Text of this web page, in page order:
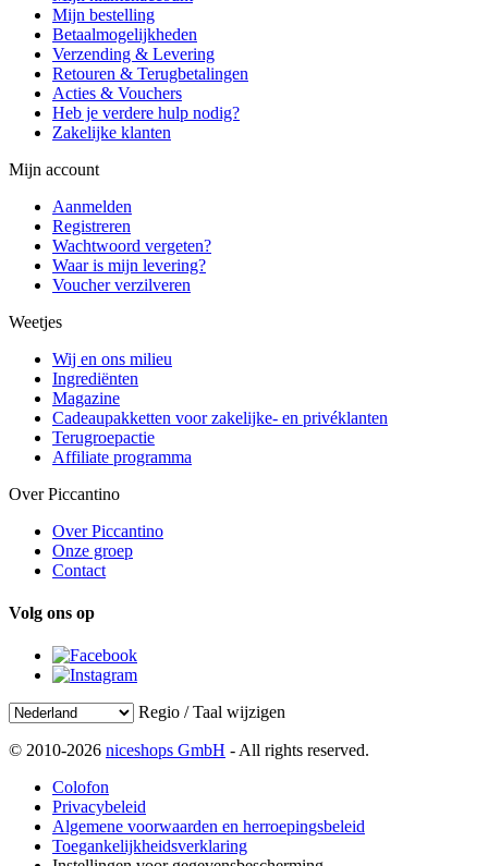
Mijn bestelling
Betaalmogelijkheden
Verzending & Levering
Retouren & Terugbetalingen
Acties & Vouchers
Heb je verdere hulp nodig?
Zakelijke klanten
Mijn account
Aanmelden
Registreren
Wachtwoord vergeten?
Waar is mijn levering?
Voucher verzilveren
Weetjes
Wij en ons milieu
Ingrediënten
Magazine
Cadeaupakketten voor zakelijke- en privéklanten
Terugroepactie
Affiliate programma
Over Piccantino
Over Piccantino
Onze groep
Contact
Volg ons op
Regio / Taal wijzigen
© 2010-2026 niceshops GmbH - All rights reserved.
Colofon
Privacybeleid
Algemene voorwaarden en herroepingsbeleid
Toegankelijkheidsverklaring